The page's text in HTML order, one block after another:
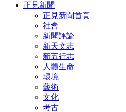
正見新聞
正見新聞首頁
社會
新聞評論
新天文志
新五行志
人體生命
環境
藝術
文化
考古